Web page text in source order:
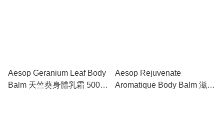
Aesop Geranium Leaf Body
Balm 天竺葵身體乳霜 500ml
Aesop Rejuvenate
Aromatique Body Balm 滋潤